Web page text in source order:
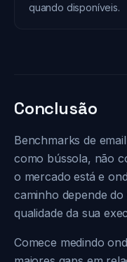
quando disponíveis.
Conclusão
Benchmarks de
como bússola, não
o mercado está e
caminho depende
qualidade da sua
Comece medindo